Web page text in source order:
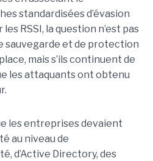
standardisées d’évasion
RSSI, la question n’est pas
sauvegarde et de protection
mais s’ils continuent de
les attaquants ont obtenu
les entreprises devaient
au niveau de
d’Active Directory, des